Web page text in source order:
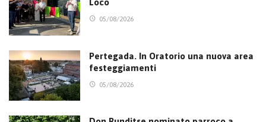
05/08/2026
Pertegada. In Oratorio una nuova area
festeggiamenti
05/08/2026